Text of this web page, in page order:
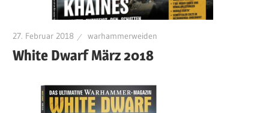
27. Februar 2018 warhammerweiden
White Dwarf März 2018